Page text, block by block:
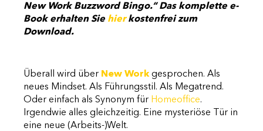
New Work Buzzword Bingo.“ Das komplette e-
Book erhalten Sie hierkostenfrei zum
Download.
Überall wird über New Workgesprochen. Als
neues Mindset. Als Führungsstil. Als Megatrend.
Oder einfach als Synonym für Homeoffice.
Irgendwie alles gleichzeitig. Eine mysteriöse Tür in
eine neue (Arbeits-)Welt.